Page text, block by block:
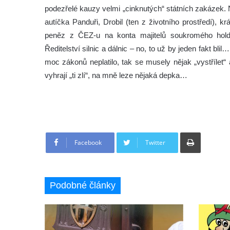
podezřelé kauzy velmi „cinknutých“ státních
autíčka Panduři, Drobil (ten z životního prostředí),
peněz z ČEZ-u na konta majitelů soukromého
Ředitelství silnic a dálnic – no, to už by jeden fakt
moc zákonů neplatilo, tak se musely nějak
vyhrají „ti zlí“, na mně leze nějaká depka…
Facebook Twitter
Tisknout
Podobné články